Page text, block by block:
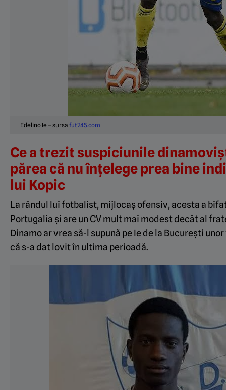
Edelino Ie – sursa fut245.com
Ce a trezit suspiciunile
părea că nu înțelege prea bine
lui Kopic
La rândul lui fotbalist, mijlocaș ofensiv, acesta a
Portugalia și are un CV mult mai modest decât al
Dinamo ar vrea să-l supună pe Ie de la București
că s-a dat lovit în ultima perioadă.